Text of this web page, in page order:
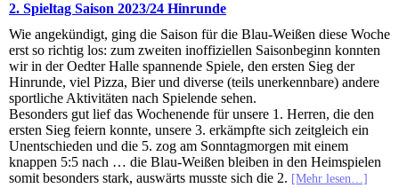
2. Spieltag Saison 2023/24 Hinrunde
Wie angekündigt, ging die Saison für die Blau-Weißen diese Woche
erst so richtig los: zum zweiten inoffiziellen Saisonbeginn konnten
wir in der Oedter Halle spannende Spiele, den ersten Sieg der
Hinrunde, viel Pizza, Bier und diverse (teils unerkennbare) andere
sportliche Aktivitäten nach Spielende sehen.
Besonders gut lief das Wochenende für unsere 1. Herren, die den
ersten Sieg feiern konnte, unsere 3. erkämpfte sich zeitgleich ein
Unentschieden und die 5. zog am Sonntagmorgen mit einem
knappen 5:5 nach … die Blau-Weißen bleiben in den Heimspielen
somit besonders stark, auswärts musste sich die 2. [Mehr lesen…]